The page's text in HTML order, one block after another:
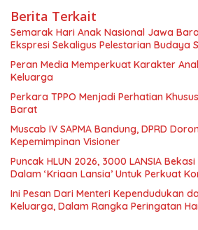
Berita Terkait
Semarak Hari Anak Nasional Jawa
Ekspresi Sekaligus Pelestarian Budaya
Peran Media Memperkuat Karakter
Keluarga
Perkara TPPO Menjadi Perhatian
Barat
Muscab IV SAPMA Bandung, DPRD
Kepemimpinan Visioner
Puncak HLUN 2026, 3000 LANSIA
Dalam ‘Kriaan Lansia’ Untuk Perkuat
Ini Pesan Dari Menteri Kependudukan
Keluarga, Dalam Rangka Peringatan